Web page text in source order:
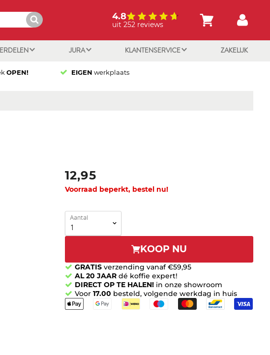
4.8
uit 252 reviews
JURA KLANTENSERVICE ZAKELIJK
OPEN! EIGEN werkplaats
12,95
Voorraad beperkt, bestel nu!
Aantal
KOOP NU
GRATIS verzending vanaf €59,95
AL 20 JAAR dé koffie expert!
DIRECT OP TE HALEN! in onze showroom
Voor 17.00 besteld, volgende werkdag in huis